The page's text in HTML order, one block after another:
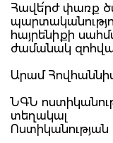
Հավե՛րժ փառք
հայրենիքի
ժամանակ
Արամ
ՆԳՆ
տեղակալ
Ոստիկանության